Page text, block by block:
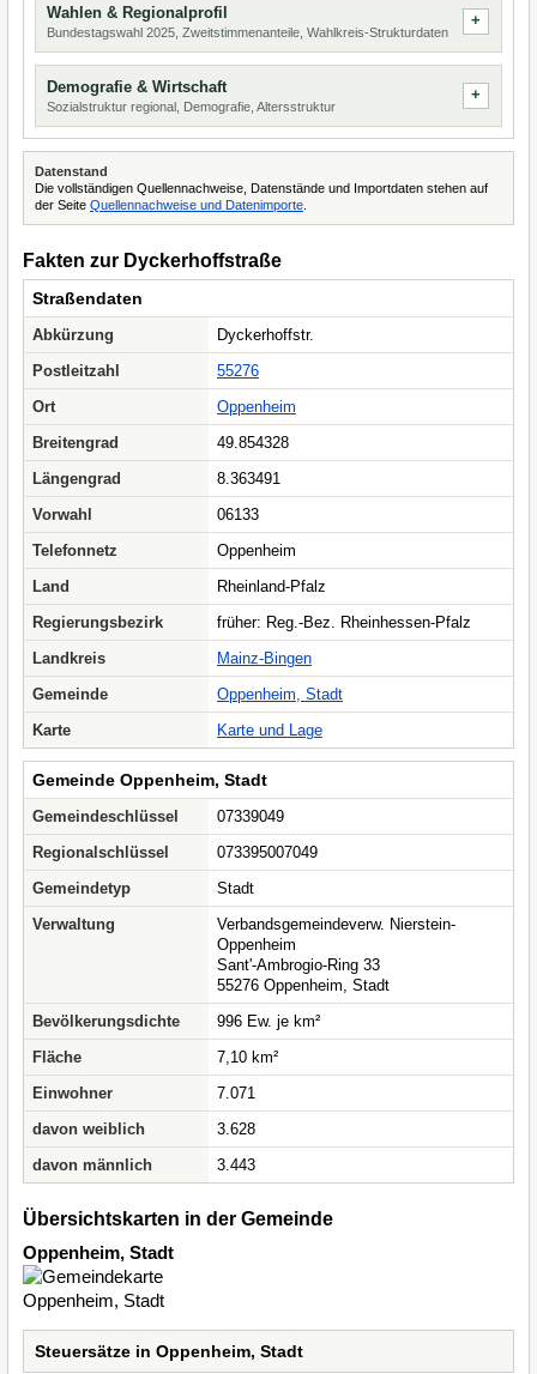
Wahlen & Regionalprofil
Bundestagswahl 2025, Zweitstimmenanteile, Wahlkreis-Strukturdaten
Demografie & Wirtschaft
Sozialstruktur regional, Demografie, Altersstruktur
Datenstand
Die vollständigen Quellennachweise, Datenstände und Importdaten stehen auf
der Seite Quellennachweise und Datenimporte
Fakten zur Dyckerhoffstraße
Straßendaten
Abkürzung
Dyckerhoffstr.
Postleitzahl
55276
Ort
Oppenheim
Breitengrad
49.854328
Längengrad
8.363491
Vorwahl
06133
Telefonnetz
Oppenheim
Land
Rheinland-Pfalz
Regierungsbezirk
früher: Reg.-Bez. Rheinhessen-Pfalz
Landkreis
Mainz-Bingen
Gemeinde
Oppenheim, Stadt
Karte
Karte und Lage
Gemeinde Oppenheim, Stadt
Gemeindeschlüssel
07339049
Regionalschlüssel
073395007049
Gemeindetyp
Stadt
Verwaltung
Verbandsgemeindeverw. Nierstein-
Oppenheim
Sant'-Ambrogio-Ring 33
55276 Oppenheim, Stadt
Bevölkerungsdichte
996 Ew. je km²
Fläche
7,10 km²
Einwohner
7.071
davon weiblich
3.628
davon männlich
3.443
Übersichtskarten in der Gemeinde
Oppenheim, Stadt
Steuersätze in Oppenheim, Stadt